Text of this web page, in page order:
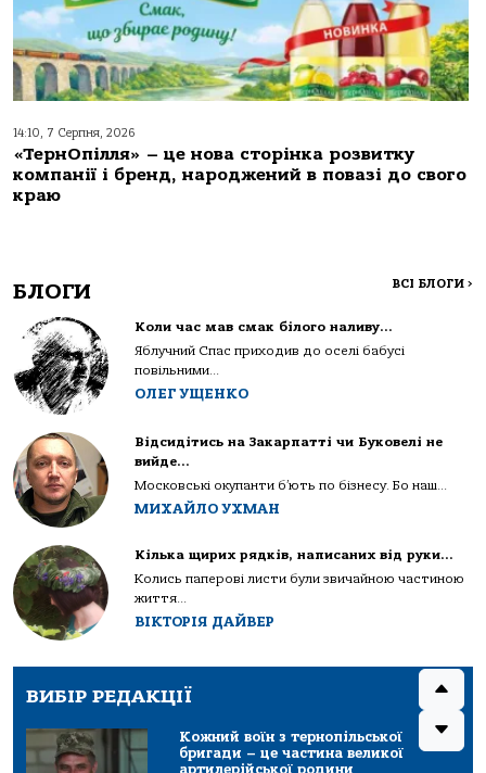
14:10, 7 Серпня, 2026
«ТернОпілля» – це нова сторінка розвитку
компанії і бренд, народжений в повазі до свого
краю
БЛОГИ ВСІ БЛОГИ >
Коли час мав смак білого наливу…
Яблучний Спас приходив до оселі бабусі
повільними...
ОЛЕГ УЩЕНКО
Відсидітись на Закарпатті чи Буковелі не
вийде…
Московські окупанти б’ють по бізнесу. Бо наш...
МИХАЙЛО УХМАН
Кілька щирих рядків, написаних від руки…
Колись паперові листи були звичайною частиною
життя...
ВІКТОРІЯ ДАЙВЕР
ВИБІР РЕДАКЦІЇ
Кожний воїн з тернопільської
бригади – це частина великої
артилерійської родини